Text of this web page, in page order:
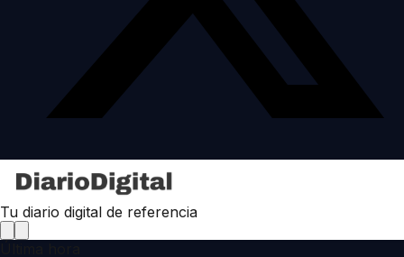
Tu diario digital de referencia